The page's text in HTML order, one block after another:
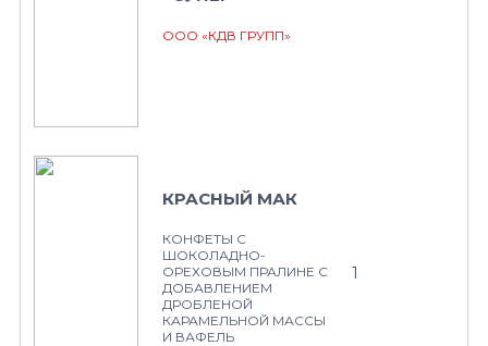
ООО «КДВ ГРУПП»
КРАСНЫЙ МАК
КОНФЕТЫ С
ШОКОЛАДНО-
ОРЕХОВЫМ ПРАЛИНЕ С
ДОБАВЛЕНИЕМ
ДРОБЛЕНОЙ
КАРАМЕЛЬНОЙ МАССЫ
И ВАФЕЛЬ
1